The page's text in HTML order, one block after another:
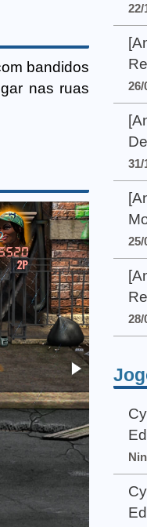
bandidos
nas ruas
22/
26/
31/
25/
28/